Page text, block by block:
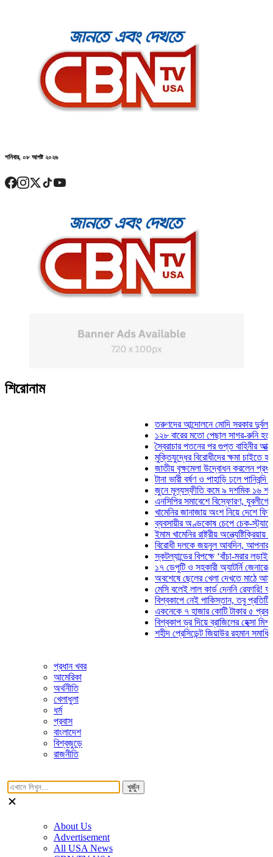
শনিবার, ০৮ আগষ্ট ২০২৬
শিরোনাম
তরুণদের আন্দোলনে মোদি সরকার দুর্বল
১২৮ বারের মতো পেছাল সাগর-রুনি হত্যা
স্বৈরাচার পতনের পর গুপ্ত বাহিনীর
মুক্তিযুদ্ধের বিরোধীদের ক্ষমা চাইতে হবে:
জাতীয় বৃক্ষমেলা উদ্বোধন করলেন প্রধানমন্ত্রী
টানা ভারী বর্ষণ ও পাহাড়ি ঢলে পানিবন্দি
জুনে মূল্যস্ফীতি কমে ৯ দশমিক ১৬ শতাংশ
এনসিপির সমাবেশে বিস্ফোরণ, যুবলীগের দুই
খামেনির জানাজায় অংশ নিয়ে দেশে ফিরলেন
ব্যবসায়ীর অণ্ডকোষ চেপে চেক-স্ট্যাম্পে
ইমাম খামেনির রাষ্ট্রীয় অন্ত্যেষ্টিক্রিয়ায়
বিরোধী দলকে জয়নুল আবদিন, আপনারা ৭১
স্কটল্যান্ডের বিপক্ষে ‘বাঁচা-মরার লড়াইয়ে’
১৭ ডেপুটি ও সহকারী অ্যাটর্নি জেনারেলের
অবশেষে ছেলের খেলা দেখতে মাঠে আসছেন
মেসি বলেই লাল কার্ড দেননি রেফারি! ফাউল
বিশ্বকাপে নেই পাকিস্তান, তবু প্রতিটি
একনেকে ৭ হাজার কোটি টাকার ৫ প্রকল্পের
বিশ্বকাপ ড্র দিয়ে ব্রাজিলের হেক্সা মিশন শুরু
শহীদ প্রেসিডেন্ট জিয়াউর রহমান সমাধিতে
প্রধান খবর
আমেরিকা
অর্থনীতি
খেলাধুলা
ধর্ম
প্রবাস
বাংলাদেশ
বিশ্বজুড়ে
রাজনীতি
খুজুঁন
About Us
Advertisement
All USA News